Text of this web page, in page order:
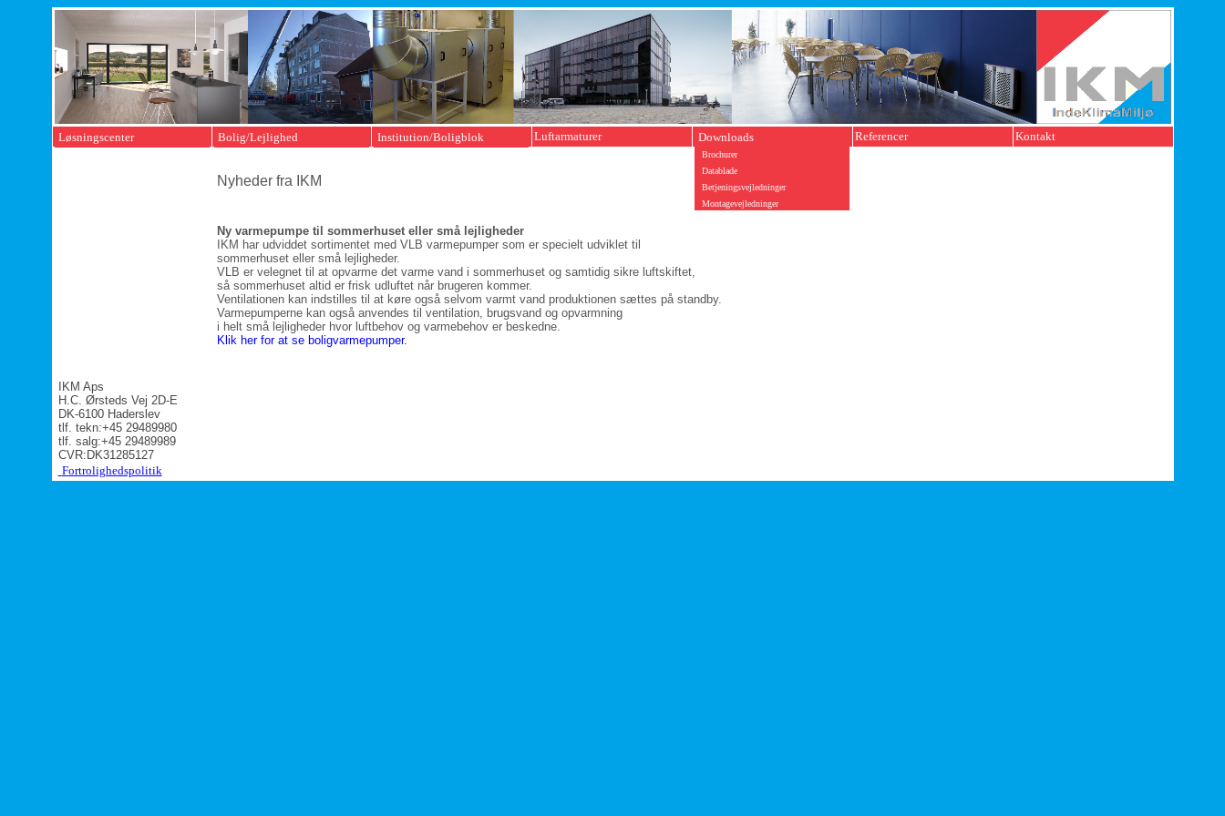
Løsningscenter Bolig/Lejlighed Institution/Boligblok Luftarmaturer Downloads
Brochurer
Datablade
Betjeningsvejledninger
Montagevejledninger
Referencer Kontakt
Nyheder fra IKM
Ny varmepumpe til sommerhuset eller små lejligheder
IKM har udviddet sortimentet med VLB varmepumper som er specielt udviklet til
sommerhuset eller små lejligheder.
VLB er velegnet til at opvarme det varme vand i sommerhuset og samtidig sikre luftskiftet,
så sommerhuset altid er frisk udluftet når brugeren kommer.
Ventilationen kan indstilles til at køre også selvom varmt vand produktionen sættes på standby.
Varmepumperne kan også anvendes til ventilation, brugsvand og opvarmning
i helt små lejligheder hvor luftbehov og varmebehov er beskedne.
Klik her for at se boligvarmepumper.
IKM Aps
H.C. Ørsteds Vej 2D-E
DK-6100 Haderslev
tlf. tekn:+45 29489980
tlf. salg:+45 29489989
CVR:DK31285127
Fortrolighedspolitik